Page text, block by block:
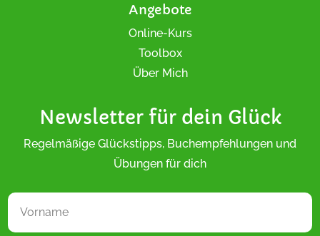
Angebote
Online-Kurs
Toolbox
Über Mich
Newsletter für dein Glück
Regelmäßige Glückstipps, Buchempfehlungen und
Übungen für dich